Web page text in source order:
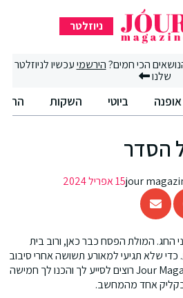
ניוזלטר
הכי חמים?הירשמיעכשיו לניוזלטר
שלנו
אופנה ביוטי השקות
הסדר
15 אפריל 2024
החג. המולת הפסח כבר כאן, ורוב בית
כדי שלא תגיעי למאורע תשושה אחרי סיבוב
מעייף בקניונים, אנחנו ב- Jour Magazine רוצים לסייע לך והכנו לך חמישה
בקליק אחד מהמחשב.